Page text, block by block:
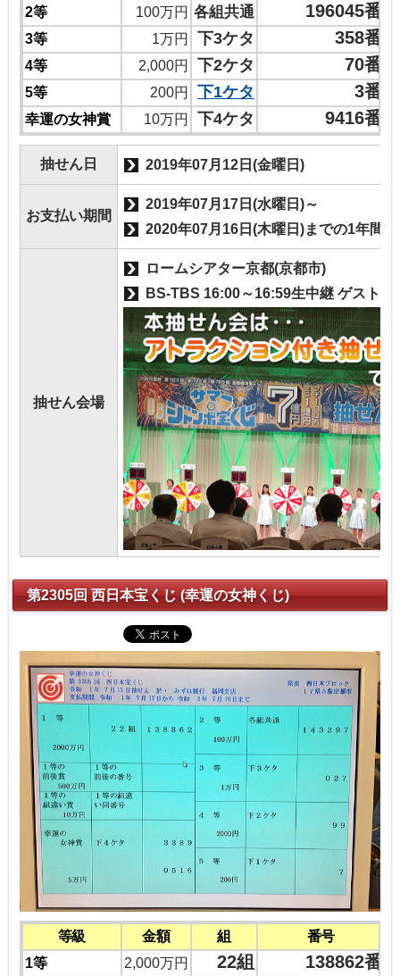
2等 100万円 各組共通 196045番
3等 1万円 下3ケタ 358番
4等 2,000円 下2ケタ 70番
5等 200円 下1ケタ 3番
幸運の女神賞 10万円 下4ケタ 9416番
抽せん日 2019年07月12日(金曜日)
お支払い期間
2019年07月17日(水曜日)～
2020年07月16日(木曜日)までの1年間
抽せん会場
ロームシアター京都(京都市)
BS-TBS 16:00～16:59生中継 ゲスト:
第2305回 西日本宝くじ (幸運の女神くじ)
等級 金額 組
番号
1等
2,000万円 22組 138862番